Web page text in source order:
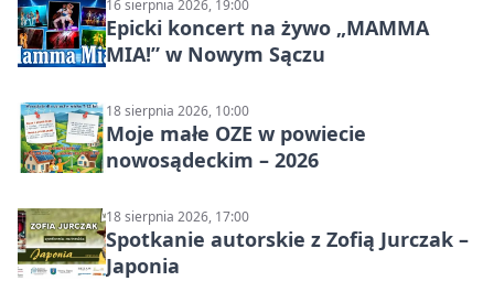
16 sierpnia 2026, 19:00
Epicki koncert na żywo „MAMMA
MIA!” w Nowym Sączu
18 sierpnia 2026, 10:00
Moje małe OZE w powiecie
nowosądeckim – 2026
18 sierpnia 2026, 17:00
Spotkanie autorskie z Zofią Jurczak –
Japonia